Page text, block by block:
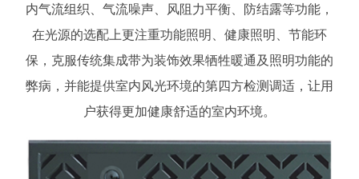
内气流组织、气流噪声、风阻力平衡、防结露等功能，
在光源的选配上更注重功能照明、健康照明、节能环
保，克服传统集成带为装饰效果牺牲暖通及照明功能的
弊病，并能提供室内风光环境的第四方检测调适，让用
户获得更加健康舒适的室内环境。